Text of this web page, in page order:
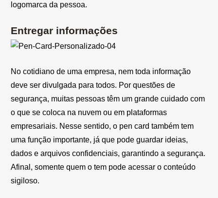
logomarca da pessoa.
Entregar informações
No cotidiano de uma empresa, nem toda informação
deve ser divulgada para todos. Por questões de
segurança, muitas pessoas têm um grande cuidado com
o que se coloca na nuvem ou em plataformas
empresariais. Nesse sentido, o pen card também tem
uma função importante, já que pode guardar ideias,
dados e arquivos confidenciais, garantindo a segurança.
Afinal, somente quem o tem pode acessar o conteúdo
sigiloso.